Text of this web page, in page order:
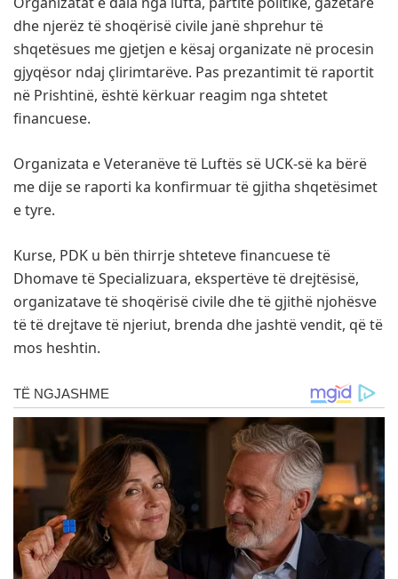
dhe njerëz të shoqërisë civile janë shprehur të
shqetësues me gjetjen e kësaj organizate në procesin
gjyqësor ndaj çlirimtarëve. Pas prezantimit të raportit
në Prishtinë, është kërkuar reagim nga shtetet
financuese.
Organizata e Veteranëve të Luftës së UCK-së ka bërë
me dije se raporti ka konfirmuar të gjitha shqetësimet
e tyre.
Kurse, PDK u bën thirrje shteteve financuese të
Dhomave të Specializuara, ekspertëve të drejtësisë,
organizatave të shoqërisë civile dhe të gjithë njohësve
të të drejtave të njeriut, brenda dhe jashtë vendit, që të
mos heshtin.